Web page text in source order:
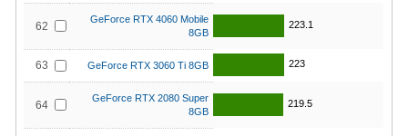
62
GeForce RTX 4060 Mobile
8GB
223.1
63 GeForce RTX 3060 Ti 8GB 223
64
GeForce RTX 2080 Super
8GB
219.5